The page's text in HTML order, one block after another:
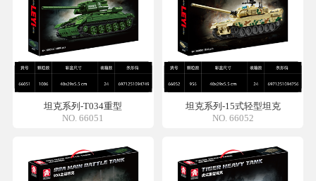
坦克系列-T034重型
NO. 66051
坦克系列-15式轻型坦克
NO. 66052